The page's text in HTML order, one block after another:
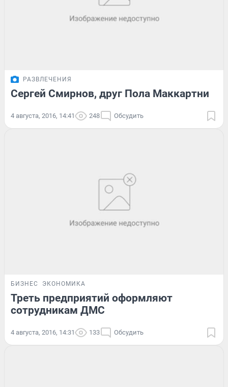
РАЗВЛЕЧЕНИЯ
Сергей Смирнов, друг Пола Маккартни
4 августа, 2016, 14:41 248 Обсудить
БИЗНЕС ЭКОНОМИКА
Треть предприятий оформляют
сотрудникам ДМС
4 августа, 2016, 14:31 133 Обсудить